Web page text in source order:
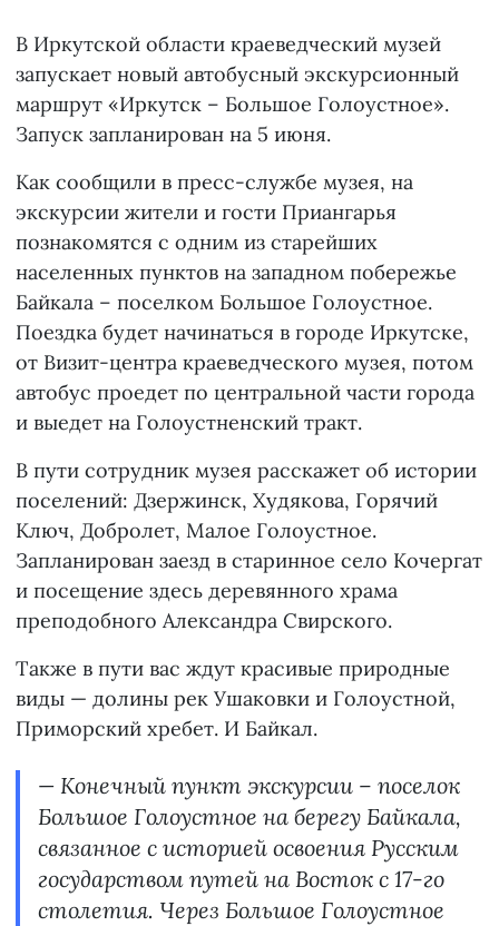
В Иркутской области краеведческий музей
запускает новый автобусный экскурсионный
маршрут «Иркутск – Большое Голоустное».
Запуск запланирован на 5 июня.
Как сообщили в пресс-службе музея, на
экскурсии жители и гости Приангарья
познакомятся с одним из старейших
населенных пунктов на западном побережье
Байкала – поселком Большое Голоустное.
Поездка будет начинаться в городе Иркутске,
от Визит-центра краеведческого музея, потом
автобус проедет по центральной части города
и выедет на Голоустненский тракт.
В пути сотрудник музея расскажет об истории
поселений: Дзержинск, Худякова, Горячий
Ключ, Добролет, Малое Голоустное.
Запланирован заезд в старинное село Кочергат
и посещение здесь деревянного храма
преподобного Александра Свирского.
Также в пути вас ждут красивые природные
виды — долины рек Ушаковки и Голоустной,
Приморский хребет. И Байкал.
— Конечный пункт экскурсии – поселок
Большое Голоустное на берегу Байкала,
связанное с историей освоения Русским
государством путей на Восток с 17-го
столетия. Через Большое Голоустное